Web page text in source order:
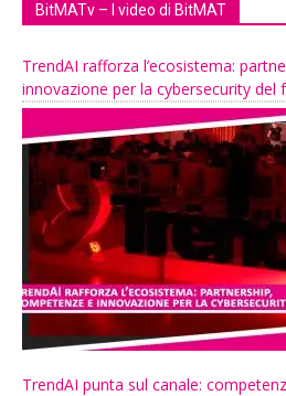
BitMATv – I video di BitMAT
TrendAI rafforza l’ecosistema:
innovazione per la cybersecurity del
TrendAI punta sul canale: